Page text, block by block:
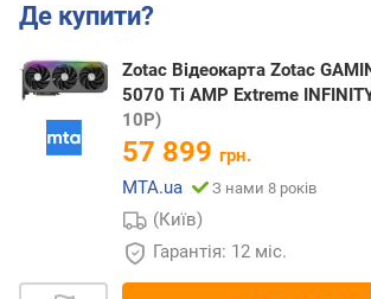
Де купити?
Zotac Відеокарта Zotac
5070 Ti AMP Extreme
10P)
57 899 грн.
MTA.ua
З нами 8 років
(Київ)
Гарантія: 12 міс.